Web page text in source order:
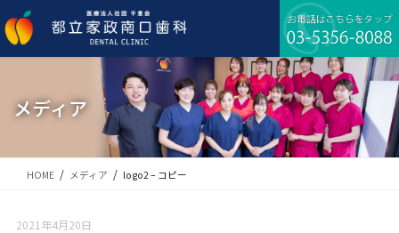
ン
テ
ビ
ゲ
移
メディア
HOME メディア logo2 – コピー
2021年4月20日